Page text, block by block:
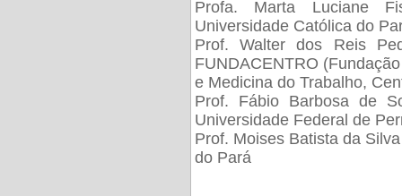
Profa. Marta Luciane
Universidade Católica do
Prof. Walter dos Reis
FUNDACENTRO
e Medicina do Trabalho,
Prof. Fábio Barbosa de
Universidade Federal de
Prof. Moises Batista da
do Pará